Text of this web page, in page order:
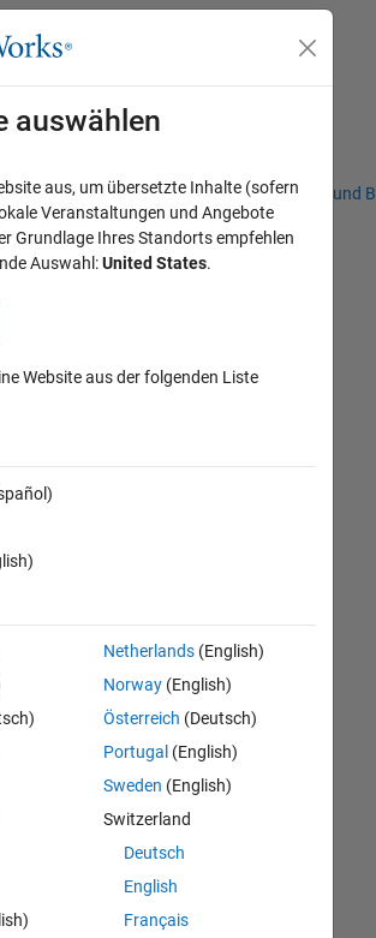
Niederlassungen Studierende und
für Off-Canvas-
auswählen
aus, um übersetzte Inhalte (sofern
Veranstaltungen und Angebote
Grundlage Ihres Standorts empfehlen
Auswahl:United States.
Website aus der folgenden Liste
Netherlands(English)
Norway(English)
Österreich (Deutsch)
Portugal (English)
Sweden (English)
Switzerland
Deutsch
English
Français